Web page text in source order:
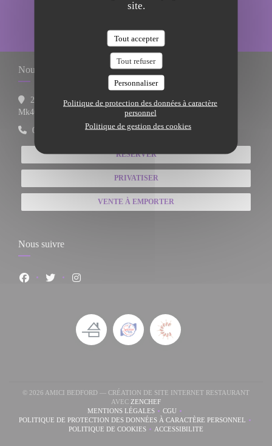
site.
Tout accepter
Tout refuser
Personnaliser
Politique de protection des données à caractère
personnel
Politique de gestion des cookies
Nous contacter
27 St. Peters Street
Mk402pn Bedfordshire
((ouvre une nouvelle fenêtre))
01234 340734
RÉSERVER
PRIVATISER
VENTE À EMPORTER
Nous suivre
Facebook ((ouvre une nouvelle fenêtre))
Twitter ((ouvre une nouvelle fenêtre))
Instagram ((ouvre une nouvelle fenêtre))
© 2026 AMICI BEDFORD — CRÉATION DE SITE INTERNET RESTAURANT
AVEC ZENCHEF((OUVRE UNE NOUVELLE
MENTIONS LÉGALES((OUVRE UNE NOUVELLE FENÊTRE))
CGU((OUVRE UNE NOUVELLE
POLITIQUE DE PROTECTION DES DONNÉES À CARACTÈRE PERSONNEL
((OUVRE UNE NOUVELLE FENÊTRE))
POLITIQUE DE COOKIES((OUVRE UNE NOUVELLE FENÊTRE))
ACCESSIBILITE((OUVRE UNE NOUVELLE